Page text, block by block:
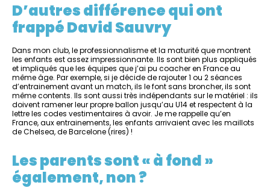
D’autres différence qui ont
frappé David Sauvry
Dans mon club, le professionnalisme et la maturité que montrent
les enfants est assez impressionnante. Ils sont bien plus appliqués
et impliqués que les équipes que j’ai pu coacher en France au
même âge. Par exemple, si je décide de rajouter 1 ou 2 séances
d’entrainement avant un match, ils le font sans broncher, ils sont
même contents. Ils sont aussi très indépendants sur le matériel : ils
doivent ramener leur propre ballon jusqu’au U14 et respectent à la
lettre les codes vestimentaires à avoir. Je me rappelle qu’en
France, aux entrainements, les enfants arrivaient avec les maillots
de Chelsea, de Barcelone (rires) !
Les parents sont « à fond »
également, non ?